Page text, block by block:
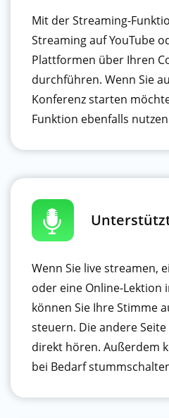
Mit der Streaming-
Streaming auf YouTube
Plattformen über Ihren
durchführen. Wenn Sie
Konferenz starten
Funktion ebenfalls
Wenn Sie live streamen,
oder eine Online-Lektion
können Sie Ihre Stimme
steuern. Die andere
direkt hören. Außerdem
bei Bedarf